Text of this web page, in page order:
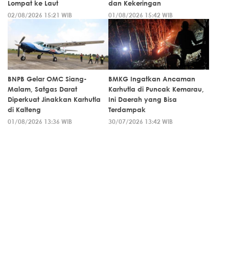
Lompat ke Laut
02/08/2026 15:21 WIB
dan Kekeringan
01/08/2026 15:42 WIB
BNPB Gelar OMC Siang-
Malam, Satgas Darat
Diperkuat Jinakkan Karhutla
di Kalteng
01/08/2026 13:36 WIB
BMKG Ingatkan Ancaman
Karhutla di Puncak Kemarau,
Ini Daerah yang Bisa
Terdampak
30/07/2026 13:42 WIB